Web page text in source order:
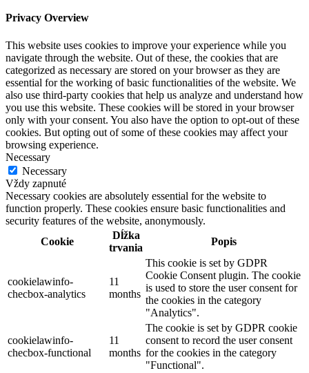
Privacy Overview
This website uses cookies to improve your experience while you
navigate through the website. Out of these, the cookies that are
categorized as necessary are stored on your browser as they are
essential for the working of basic functionalities of the website. We
also use third-party cookies that help us analyze and understand how
you use this website. These cookies will be stored in your browser
only with your consent. You also have the option to opt-out of these
cookies. But opting out of some of these cookies may affect your
browsing experience.
Necessary
Necessary
Vždy zapnuté
Necessary cookies are absolutely essential for the website to
function properly. These cookies ensure basic functionalities and
security features of the website, anonymously.
Cookie
Dĺžka
trvania
Popis
cookielawinfo-
checbox-analytics
11
months
This cookie is set by GDPR
Cookie Consent plugin. The cookie
is used to store the user consent for
the cookies in the category
"Analytics".
cookielawinfo-
checbox-functional
11
months
The cookie is set by GDPR cookie
consent to record the user consent
for the cookies in the category
"Functional".